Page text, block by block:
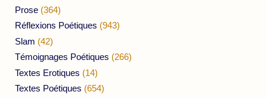
Prose (364)
Réflexions Poétiques (943)
Slam (42)
Témoignages Poétiques (266)
Textes Erotiques (14)
Textes Poétiques (654)